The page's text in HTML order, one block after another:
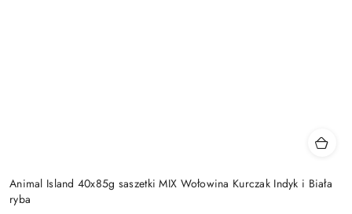
Animal Island 40x85g saszetki MIX Wołowina Kurczak Indyk i Biała
ryba